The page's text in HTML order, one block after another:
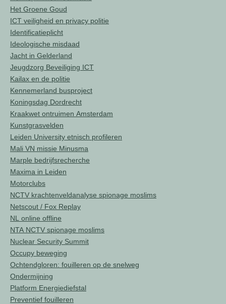
Het Groene Goud
ICT veiligheid en privacy politie
Identificatieplicht
Ideologische misdaad
Jacht in Gelderland
Jeugdzorg Beveiliging ICT
Kailax en de politie
Kennemerland busproject
Koningsdag Dordrecht
Kraakwet ontruimen Amsterdam
Kunstgrasvelden
Leiden University etnisch profileren
Mali VN missie Minusma
Marple bedrijfsrecherche
Maxima in Leiden
Motorclubs
NCTV krachtenveldanalyse spionage moslims
Netscout / Fox Replay
NL online offline
NTA NCTV spionage moslims
Nuclear Security Summit
Occupy beweging
Ochtendgloren: fouilleren op de snelweg
Ondermijning
Platform Energiediefstal
Preventief fouilleren